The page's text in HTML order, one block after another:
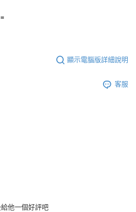
顯示電腦版詳細說明
客服
他一個好評吧